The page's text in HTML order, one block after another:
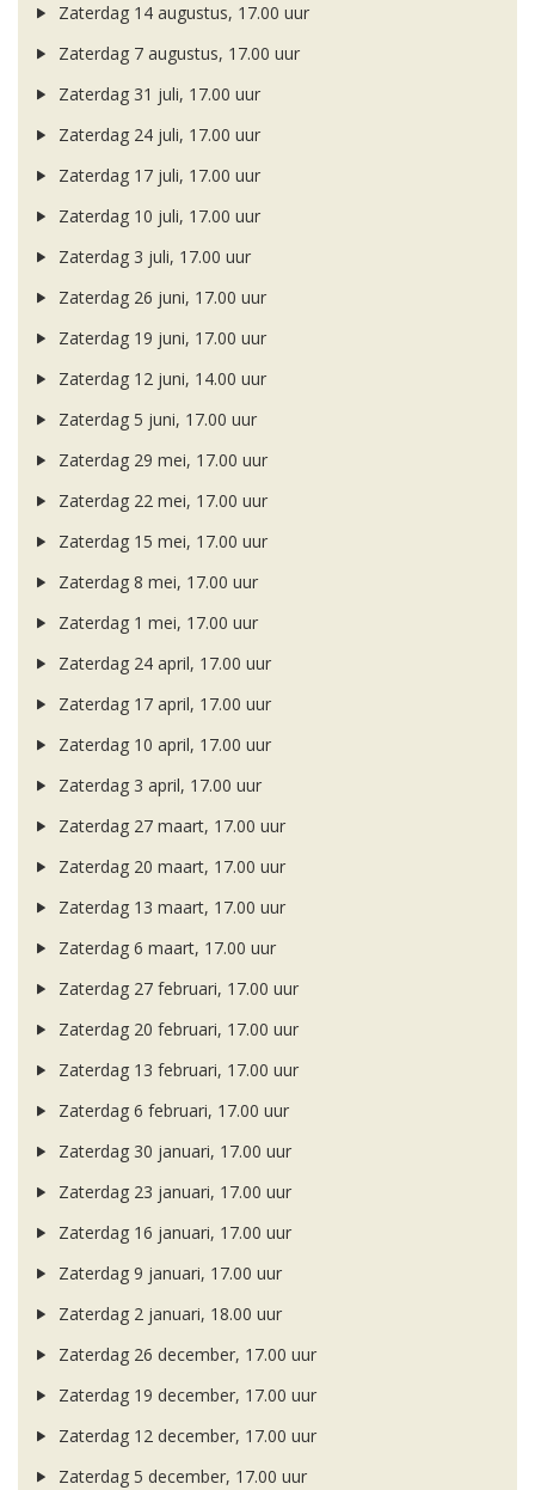
Zaterdag 14 augustus, 17.00 uur
Zaterdag 7 augustus, 17.00 uur
Zaterdag 31 juli, 17.00 uur
Zaterdag 24 juli, 17.00 uur
Zaterdag 17 juli, 17.00 uur
Zaterdag 10 juli, 17.00 uur
Zaterdag 3 juli, 17.00 uur
Zaterdag 26 juni, 17.00 uur
Zaterdag 19 juni, 17.00 uur
Zaterdag 12 juni, 14.00 uur
Zaterdag 5 juni, 17.00 uur
Zaterdag 29 mei, 17.00 uur
Zaterdag 22 mei, 17.00 uur
Zaterdag 15 mei, 17.00 uur
Zaterdag 8 mei, 17.00 uur
Zaterdag 1 mei, 17.00 uur
Zaterdag 24 april, 17.00 uur
Zaterdag 17 april, 17.00 uur
Zaterdag 10 april, 17.00 uur
Zaterdag 3 april, 17.00 uur
Zaterdag 27 maart, 17.00 uur
Zaterdag 20 maart, 17.00 uur
Zaterdag 13 maart, 17.00 uur
Zaterdag 6 maart, 17.00 uur
Zaterdag 27 februari, 17.00 uur
Zaterdag 20 februari, 17.00 uur
Zaterdag 13 februari, 17.00 uur
Zaterdag 6 februari, 17.00 uur
Zaterdag 30 januari, 17.00 uur
Zaterdag 23 januari, 17.00 uur
Zaterdag 16 januari, 17.00 uur
Zaterdag 9 januari, 17.00 uur
Zaterdag 2 januari, 18.00 uur
Zaterdag 26 december, 17.00 uur
Zaterdag 19 december, 17.00 uur
Zaterdag 12 december, 17.00 uur
Zaterdag 5 december, 17.00 uur